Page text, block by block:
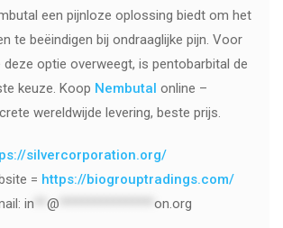
een pijnloze oplossing biedt om het
te beëindigen bij ondraaglijke pijn. Voor
deze optie overweegt, is pentobarbital de
keuze. Koop Nembutal online –
wereldwijde levering, beste prijs.
silvercorporation.org/
= https://biogrouptradings.com/
in @ on.org